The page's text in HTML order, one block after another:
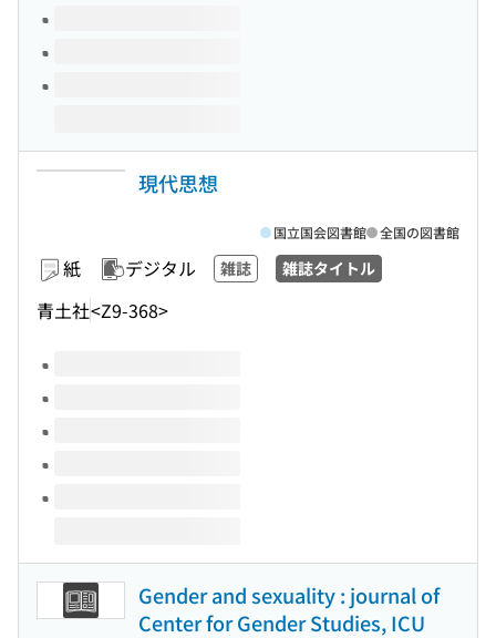
現代思想
紙 デジタル 雑誌 雑誌タイトル
青土社<Z9-368>
国立国会図書館 全国の図書館
このタイトルの巻号
Gender and sexuality : journal of
Center for Gender Studies, ICU